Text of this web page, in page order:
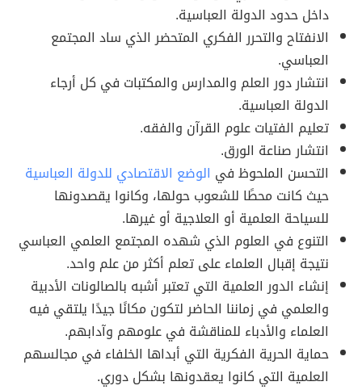
داخل حدود الدولة العباسية.
الانفتاح والتحرر الفكري المتحضر الذي ساد المجتمع
العباسي.
انتشار دور العلم والمدارس والمكتبات في كل أرجاء
الدولة العباسية.
تعليم الفتيات علوم القرآن والفقه.
انتشار صناعة الورق.
التحسن الملحوظ في الوضع الاقتصادي للدولة العباسية
حيث كانت محطًا للشعوب حولها، وكانوا يقصدونها
للسياحة العلمية أو العلاجية أو غيرها.
التنوع في العلوم الذي شهده المجتمع العلمي العباسي
نتيجة إقبال العلماء على تعلم أكثر من علم واحد.
إنشاء الدور العلمية التي تعتبر أشبه بالصالونات الأدبية
والعلمي في زماننا الحاضر لتكون مكانًا جيدًا يلتقي فيه
العلماء والأدباء للمناقشة في علومهم وآدابهم.
حماية الحرية الفكرية التي أبداها الخلفاء في مجالسهم
العلمية التي كانوا يعقدونها بشكل دوري.